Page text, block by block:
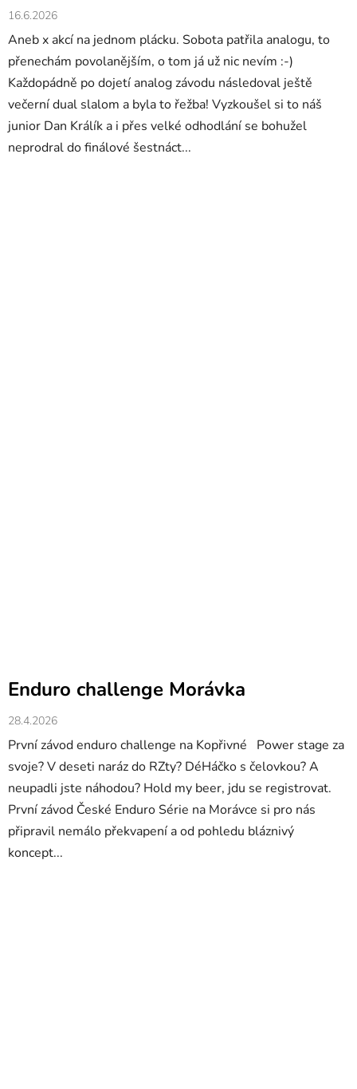
16.6.2026
Aneb x akcí na jednom plácku. Sobota patřila analogu, to
přenechám povolanějším, o tom já už nic nevím :-)
Každopádně po dojetí analog závodu následoval ještě
večerní dual slalom a byla to řežba! Vyzkoušel si to náš
junior Dan Králík a i přes velké odhodlání se bohužel
neprodral do finálové šestnáct...
Enduro challenge Morávka
28.4.2026
První závod enduro challenge na Kopřivné Power stage za
svoje? V deseti naráz do RZty? DéHáčko s čelovkou? A
neupadli jste náhodou? Hold my beer, jdu se registrovat.
První závod České Enduro Série na Morávce si pro nás
připravil nemálo překvapení a od pohledu bláznivý
koncept...